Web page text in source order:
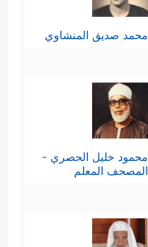
محمد صديق المنشاوي
محمود خليل الحصري -
المصحف المعلم